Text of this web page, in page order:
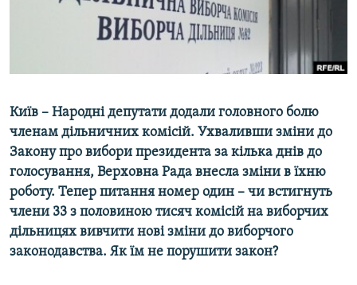
СПЕЦПРОЄКТИ
УКР
КТАТ
ДОЛУЧАЙСЯ!
Київ – Народні депутати додали головного болю
членам дільничних комісій. Ухваливши зміни до
Закону про вибори президента за кілька днів до
голосування, Верховна Рада внесла зміни в їхню
роботу. Тепер питання номер один – чи встигнуть
члени 33 з половиною тисяч комісій на виборчих
дільницях вивчити нові зміни до виборчого
законодавства. Як їм не порушити закон?